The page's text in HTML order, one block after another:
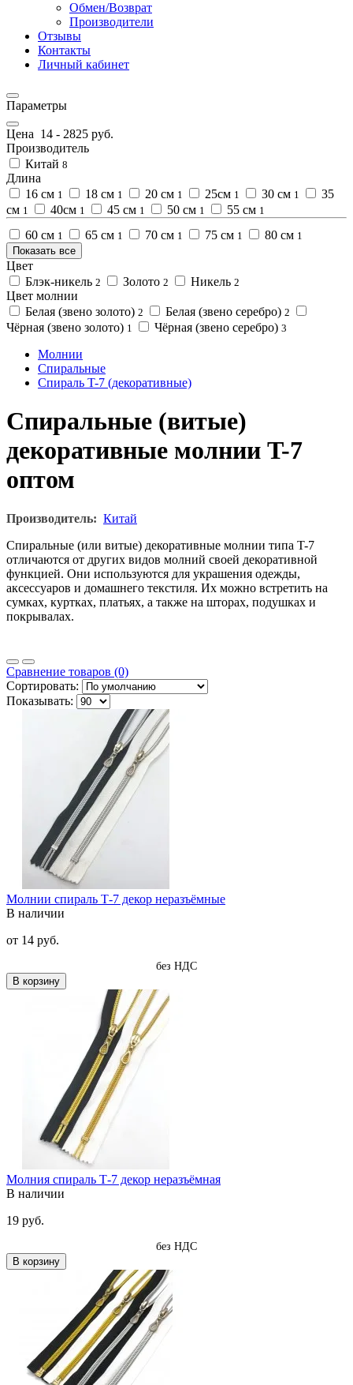
Обмен/Возврат
Производители
Отзывы
Контакты
Личный кабинет
Параметры
Цена 14 - 2825 руб.
Производитель
Китай 8
Длина
16 см 1 18 см 1 20 см 1 25см 1 30 см 1
35
см 1 40см 1 45 см 1 50 см 1 55 см 1
60 см 1 65 см 1 70 см 1 75 см 1 80 см 1
Показать все
Цвет
Блэк-никель 2 Золото 2 Никель 2
Цвет молнии
Белая (звено золото) 2 Белая (звено серебро) 2
Чёрная (звено золото) 1 Чёрная (звено серебро) 3
Молнии
Спиральные
Спираль T-7 (декоративные)
Спиральные (витые)
декоративные молнии T-7
оптом
Производитель: Китай
Спиральные (или витые) декоративные молнии типа T-7
отличаются от других видов молний своей декоративной
функцией. Они используются для украшения одежды,
аксессуаров и домашнего текстиля. Их можно встретить на
сумках, куртках, платьях, а также на шторах, подушках и
покрывалах.
Сравнение товаров (0)
Сортировать:
Показывать:
Молнии спираль Т-7 декор неразъёмные
В наличии
от 14 руб.
без НДС
В корзину
Молния спираль Т-7 декор неразъёмная
В наличии
19 руб.
без НДС
В корзину